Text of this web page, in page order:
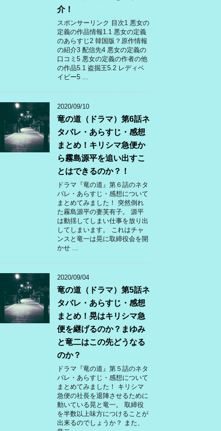
介！
スポンサーリンク 目次1 悪女の
定義の作品情報1.1 悪女の定義
のあらすじ2 韓国版？原作情報
の紹介3 配信先4 悪女の定義の
口コミ5 悪女の定義の作者の他
の作品5.1 盗掘王5.2 レディベ
イビー5 ...
2020/09/10
竜の道（ドラマ）第6話ネ
タバレ・あらすじ・感想
まとめ！キリシマ急便か
ら霧島源平を追い出すこ
とはできるのか？！
ドラマ『竜の道』第６話のネタ
バレ・あらすじ・感想について
まとめてみました！ 突然倒れ
た霧島源平の妻芙有子。 源平
は動揺してしまい仕事を放り出
してしまいます。 これはチャ
ンスと竜一は晃に取締役会を開
かせ ...
2020/09/04
竜の道（ドラマ）第5話ネ
タバレ・あらすじ・感想
まとめ！晃はキリシマ急
便を継げるのか？まゆみ
と竜二はこの先どうなる
のか？
ドラマ『竜の道』第５話のネタ
バレ・あらすじ・感想について
まとめてみました！ キリシマ
急便の社長を退陣させるために
動いている晃と竜一。 取締役
を半数以上味方につけることが
出来るのでしょうか？ また、